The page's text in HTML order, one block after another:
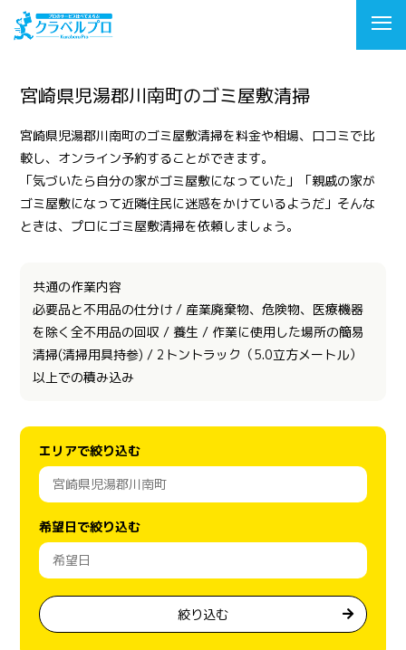
宮崎県児湯郡川南町のゴミ屋敷清掃
宮崎県児湯郡川南町のゴミ屋敷清掃を料金や相場、口コミで比
較し、オンライン予約することができます。
「気づいたら自分の家がゴミ屋敷になっていた」「親戚の家が
ゴミ屋敷になって近隣住民に迷惑をかけているようだ」そんな
ときは、プロにゴミ屋敷清掃を依頼しましょう。
共通の作業内容
必要品と不用品の仕分け / 産業廃棄物、危険物、医療機器
を除く全不用品の回収 / 養生 / 作業に使用した場所の簡易
清掃(清掃用具持参) / 2トントラック（5.0立方メートル）
以上での積み込み
エリアで絞り込む
希望日で絞り込む
絞り込む